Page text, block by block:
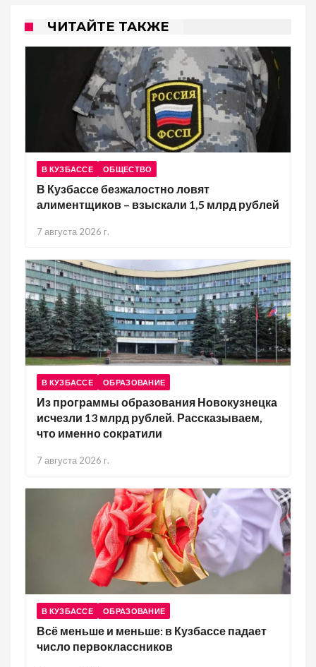
ЧИТАЙТЕ ТАКЖЕ
В КУЗБАССЕ ОБЩЕСТВО
В Кузбассе безжалостно ловят
алиментщиков – взыскали 1,5 млрд рублей
7 августа 2026 г.
В КУЗБАССЕ ОБРАЗОВАНИЕ
Из программы образования Новокузнецка
исчезли 13 млрд рублей. Рассказываем,
что именно сократили
7 августа 2026 г.
В КУЗБАССЕ ОБРАЗОВАНИЕ
Всё меньше и меньше: в Кузбассе падает
число первоклассников